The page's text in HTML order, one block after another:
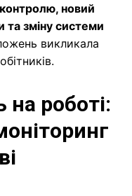
новий
та зміну системи
викликала
роботі: